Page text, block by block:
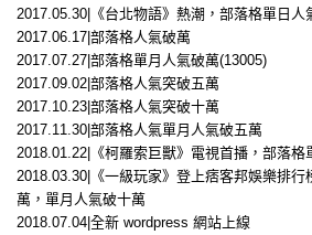
2017.05.30|《台北物語》熱潮，部落格單日人
2017.06.17|部落格人氣破萬
2017.07.27|部落格單月人氣破萬(13005)
2017.09.02|部落格人氣突破五萬
2017.10.23|部落格人氣突破十萬
2017.11.30|部落格人氣單月人氣破五萬
2018.01.22|《柯羅索巨獸》電視首播，部落格
2018.03.30|《一級玩家》登上痞客邦娛樂排
萬，單月人氣破十萬
2018.07.04|全新 wordpress 網站上線